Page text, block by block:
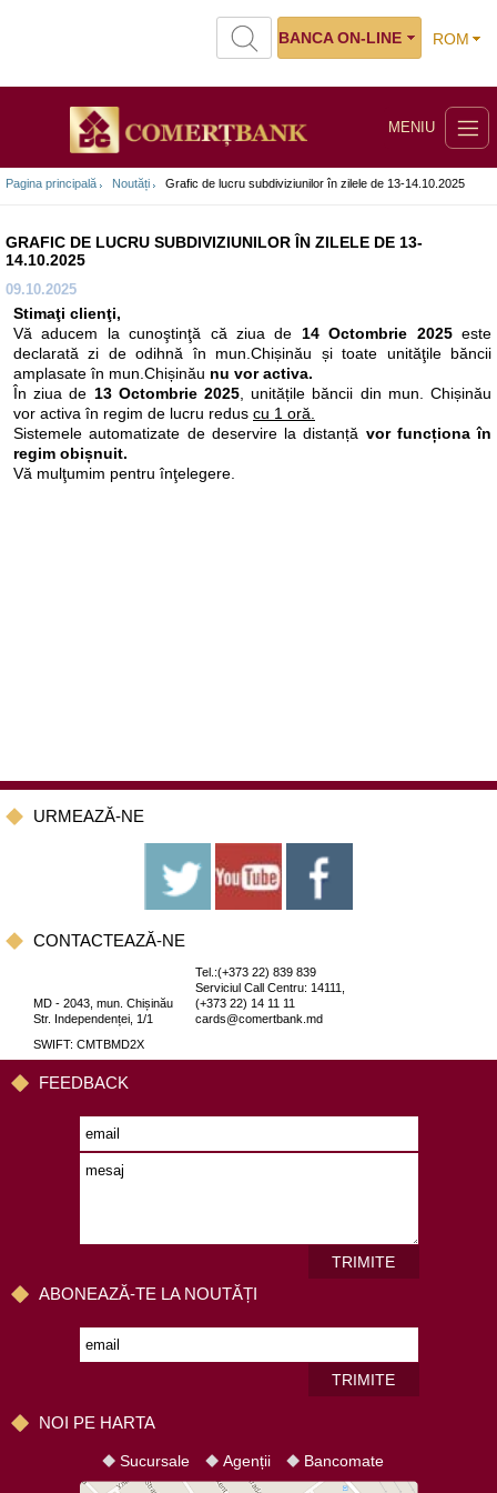
ROM
BANCA ON-LINE
MENIU
Pagina principală Noutăți Grafic de lucru subdiviziunilor în zilele de 13-14.10.2025
GRAFIC DE LUCRU SUBDIVIZIUNILOR ÎN ZILELE DE 13-
14.10.2025
09.10.2025
Stimaţi clienţi,
Vă aducem la cunoştinţă că ziua de 14 Octombrie 2025este
declarată zi de odihnă în mun.Chișinău și toate unităţile băncii
amplasate în mun.Chișinău nu vor activa.
În ziua de 13 Octombrie 2025 , unitățile băncii din mun. Chișinău
vor activa în regim de lucru redus cu 1 oră.
Sistemele automatizate de deservire la distanță vor funcționa în
regim obișnuit.
Vă mulţumim pentru înţelegere.
URMEAZĂ-NE
CONTACTEAZĂ-NE
MD - 2043, mun. Chișinău
Str. Independenței, 1/1
Tel.:(+373 22) 839 839
Serviciul Call Centru: 14111,
(+373 22) 14 11 11
cards@comertbank.md
SWIFT: CMTBMD2X
FEEDBACK
TRIMITE
ABONEAZĂ-TE LA NOUTĂȚI
TRIMITE
NOI PE HARTA
Sucursale Agenții Bancomate